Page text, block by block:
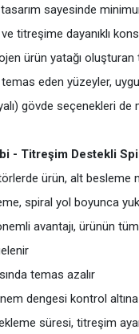
sayesinde
titreşime dayanıklı
ürün yatağı
eden yüzeyler,
gövde seçenekleri de
- Titreşim Destekli
ürün, alt besleme
spiral yol boyunca
avantajı, ürünün
temas azalır
dengesi kontrol altına
süresi, titreşim